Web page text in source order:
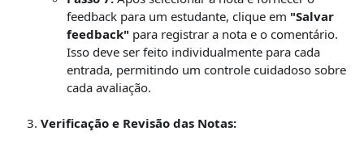
feedback para um estudante, clique em "Salvar
feedback" para registrar a nota e o comentário.
Isso deve ser feito individualmente para cada
entrada, permitindo um controle cuidadoso sobre
cada avaliação.
Verificação e Revisão das Notas: